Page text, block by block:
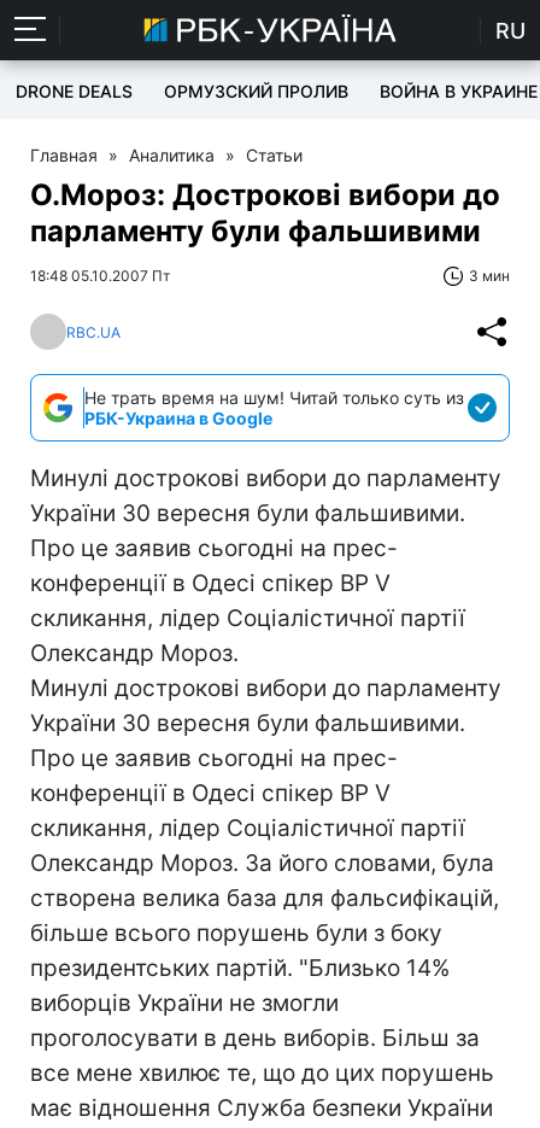
RU
DRONE DEALS ОРМУЗСКИЙ ПРОЛИВ ВОЙНА В УКРАИНЕ
Главная » Аналитика » Статьи
О.Мороз: Дострокові вибори до
парламенту були фальшивими
18:48 05.10.2007 Пт 3 мин
RBC.UA
Не трать время на шум! Читай только суть из
РБК-Украина в Google
Минулі дострокові вибори до парламенту
України 30 вересня були фальшивими.
Про це заявив сьогодні на прес-
конференції в Одесі спікер ВР V
скликання, лідер Соціалістичної партії
Олександр Мороз.
Минулі дострокові вибори до парламенту
України 30 вересня були фальшивими.
Про це заявив сьогодні на прес-
конференції в Одесі спікер ВР V
скликання, лідер Соціалістичної партії
Олександр Мороз. За його словами, була
створена велика база для фальсифікацій,
більше всього порушень були з боку
президентських партій. "Близько 14%
виборців України не змогли
проголосувати в день виборів. Більш за
все мене хвилює те, що до цих порушень
має відношення Служба безпеки України